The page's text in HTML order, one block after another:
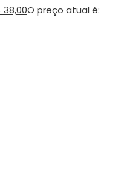
38,00O preço atual é: